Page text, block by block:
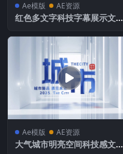
Ae模版 AE资源
红色多文字科技字幕展示文字
Ae模版 AE资源
大气城市明亮空间科技感文字